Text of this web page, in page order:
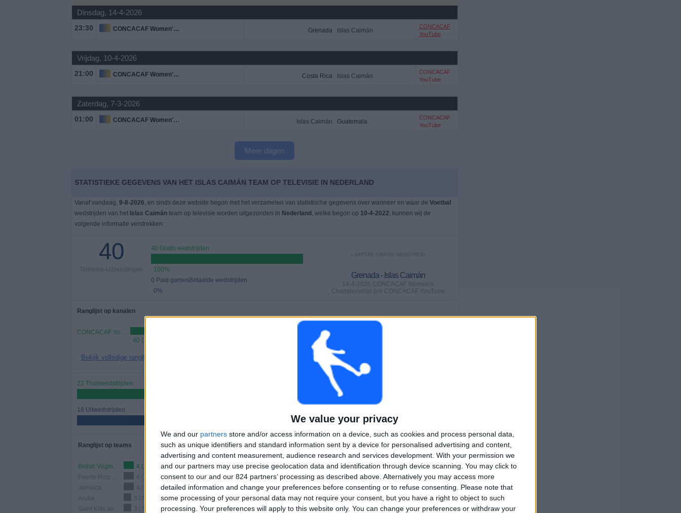
We value your privacy
We and our partners store and/or access information on a device, such as cookies and process personal data,
such as unique identifiers and standard information sent by a device for personalised advertising and content,
advertising and content measurement, audience research and services development. With your permission we
and our partners may use precise geolocation data and identification through device scanning. You may click to
consent to our and our 824 partners’ processing as described above. Alternatively you may access more
detailed information and change your preferences before consenting or to refuse consenting.
Please note that
some processing of your personal data may not require your consent, but you have a right to object to such
processing. Your preferences will apply to this website only. You can change your preferences or withdraw your
Dinsdag, 14-4-2026
23:30 CONCACAF Women's Championship Grenada Islas Caimán
CONCACAF
YouTube
Vrijdag, 10-4-2026
21:00 CONCACAF Women's Championship Costa Rica Islas Caimán
CONCACAF
YouTube
Zaterdag, 7-3-2026
01:00 CONCACAF Women's Championship Islas Caimán Guatemala
CONCACAF
YouTube
Meer dagen
STATISTIEKE GEGEVENS VAN HET ISLAS CAIMÁN TEAM OP TELEVISIE IN NEDERLAND
Vanaf vandaag, 9-8-2026, en sinds deze website begon met het verzamelen van statistische gegevens over wanneer en waar de Voetbal
wedstrijden van het Islas Caimánteam op televisie worden uitgezonden in Nederland , welke begon op 10-4-2022, kunnen wij de
volgende informatie verstrekken:
40
Televisie-Uitzendingen
40 Gratis wedstrijden
100%
0 Paid gamesBetaalde wedstrijden
0%
LAATSTE GRATIS WEDSTRIJD
Grenada - Islas Caimán
14-4-2026 CONCACAF Women's
Championship por CONCACAF YouTube
Ranglijst op kanalen
CONCACAF YouTube
40 (100%)
Bekijk volledige ranglijst
wedstrijd
WEDSTRIJDEN
0
Aaneengeschakelde
betaalde
22 Thuiswedstrijden
18 Uitwedstrijden
4
VS British Virgin
Islands
8
COMPETITIES
Ranglijst op teams
British Virgin Islands
4 (10%)
4 (10%)
Jamaica
4 (10%)
Aruba
3 (7,5%)
3 (7,5%)
Ranglijst op competities
CONCACAF Nations League
14 (35%)
CONCACAF Women's U17
7 (17,5%)
CONCACAF Championship Onder 20
5 (12,5%)
FIFA World Cup 2026
4 (10%)
CONCACAF Women's Championship
4 (10%)